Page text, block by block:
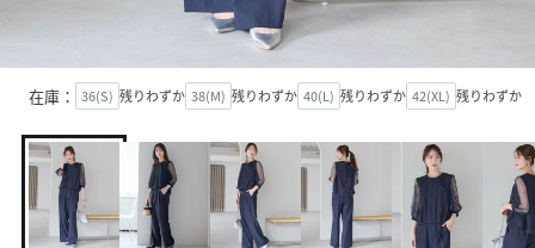
在庫： 36(S) 残りわずか 38(M) 残りわずか 40(L) 残りわずか 42(XL) 残りわずか